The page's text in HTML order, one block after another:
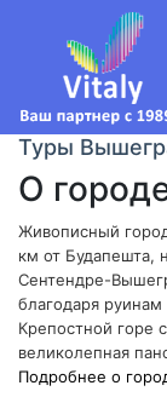
Туры
О
Живописный
км от Будапешта,
Сентендре-
благодаря руинам
Крепостной горе
великолепная
Подробнее о